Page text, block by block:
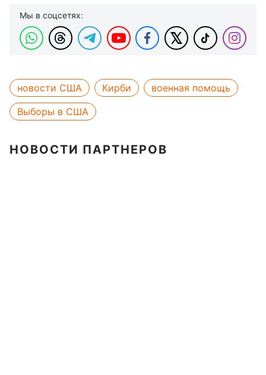
Мы в соцсетях:
новости США Кирби
военная помощь
Выборы в США
НОВОСТИ ПАРТНЕРОВ